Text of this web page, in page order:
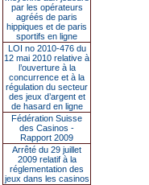
par les opérateurs
agréés de paris
hippiques et de paris
sportifs en ligne
LOI no 2010-476 du
12 mai 2010 relative à
l’ouverture à la
concurrence et à la
régulation du secteur
des jeux d’argent et
de hasard en ligne
Fédération Suisse
des Casinos -
Rapport 2009
Arrêté du 29 juillet
2009 relatif à la
réglementation des
jeux dans les casinos